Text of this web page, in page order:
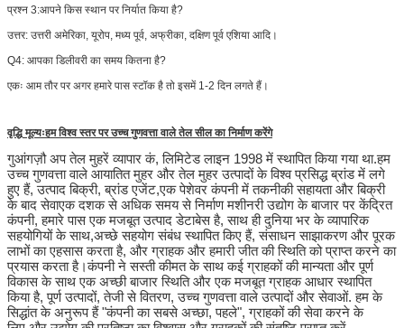
प्रश्न 3:आपने किस स्थान पर निर्यात किया है?
उत्तर: उत्तरी अमेरिका, यूरोप, मध्य पूर्व, अफ्रीका, दक्षिण पूर्व एशिया आदि।
Q4: आपका डिलीवरी का समय कितना है?
एकः आम तौर पर अगर हमारे पास स्टॉक है तो इसमें 1-2 दिन लगते हैं।
वृद्धि मूल्यःहम विश्व स्तर पर उच्च गुणवत्ता वाले तेल सील का निर्माण करेंगे
गुआंगज़ौ अप तेल मुहरें व्यापार कं, लिमिटेड लाइन 1998 में स्थापित किया गया था.हम
उच्च गुणवत्ता वाले आयातित मुहर और तेल मुहर उत्पादों के विश्व प्रसिद्ध ब्रांड में लगे
हुए हैं, उत्पाद बिक्री, ब्रांड एजेंट,एक पेशेवर कंपनी में तकनीकी सहायता और बिक्री
के बाद सेवाएक दशक से अधिक समय से निर्माण मशीनरी उद्योग के बाजार पर केंद्रित
कंपनी, हमारे पास एक मजबूत उत्पाद डेटाबेस है, साथ ही दुनिया भर के व्यापारिक
सहयोगियों के साथ,अच्छे सहयोग संबंध स्थापित किए हैं, संसाधन साझाकरण और पूरक
लाभों का एहसास करता है, और ग्राहक और हमारी जीत की स्थिति को प्राप्त करने का
प्रयास करता है।कंपनी ने सस्ती कीमत के साथ कई ग्राहकों की मान्यता और पूर्ण
विकास के साथ एक अच्छी बाजार स्थिति और एक मजबूत ग्राहक आधार स्थापित
किया है, पूर्ण उत्पादों, तेजी से वितरण, उच्च गुणवत्ता वाले उत्पादों और सेवाओं. हम के
सिद्धांत के अनुरूप हैं "कंपनी का सबसे अच्छा, पहले", ग्राहकों की सेवा करने के